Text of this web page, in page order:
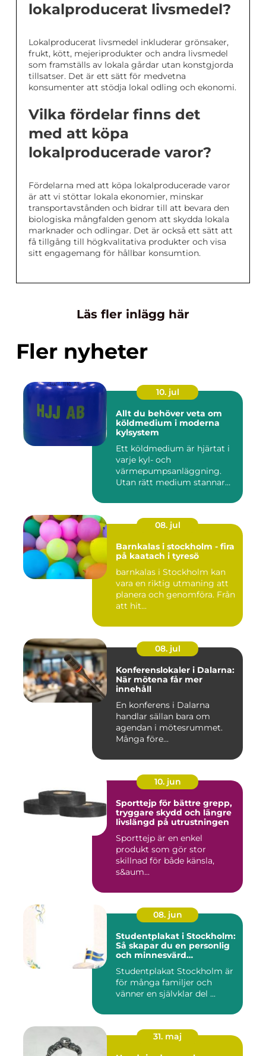
lokalproducerat livsmedel?
Lokalproducerat livsmedel inkluderar grönsaker,
frukt, kött, mejeriprodukter och andra livsmedel
som framställs av lokala gårdar utan konstgjorda
tillsatser. Det är ett sätt för medvetna
konsumenter att stödja lokal odling och ekonomi.
Vilka fördelar finns det
med att köpa
lokalproducerade varor?
Fördelarna med att köpa lokalproducerade varor
är att vi stöttar lokala ekonomier, minskar
transportavstånden och bidrar till att bevara den
biologiska mångfalden genom att skydda lokala
marknader och odlingar. Det är också ett sätt att
få tillgång till högkvalitativa produkter och visa
sitt engagemang för hållbar konsumtion.
Läs fler inlägg här
Fler nyheter
10. jul
Allt du behöver veta om
köldmedium i moderna
kylsystem
Ett köldmedium är hjärtat i
varje kyl- och
värmepumpsanläggning.
Utan rätt medium stannar
08. jul
Barnkalas i stockholm - fira
på kaatach i tyresö
barnkalas i Stockholm kan
vara en riktig utmaning att
planera och genomföra. Från
att hit...
08. jul
Konferenslokaler i Dalarna:
När mötena får mer
innehåll
En konferens i Dalarna
handlar sällan bara om
agendan i mötesrummet.
Många före...
10. jun
Sporttejp för bättre grepp,
tryggare skydd och längre
livslängd på utrustningen
Sporttejp är en enkel
produkt som gör stor
skillnad för både känsla,
s&aum...
08. jun
Studentplakat i Stockholm:
Så skapar du en personlig
och minnesvärd
Studentplakat Stockholm är
för många familjer och
vänner en självklar del ...
31. maj